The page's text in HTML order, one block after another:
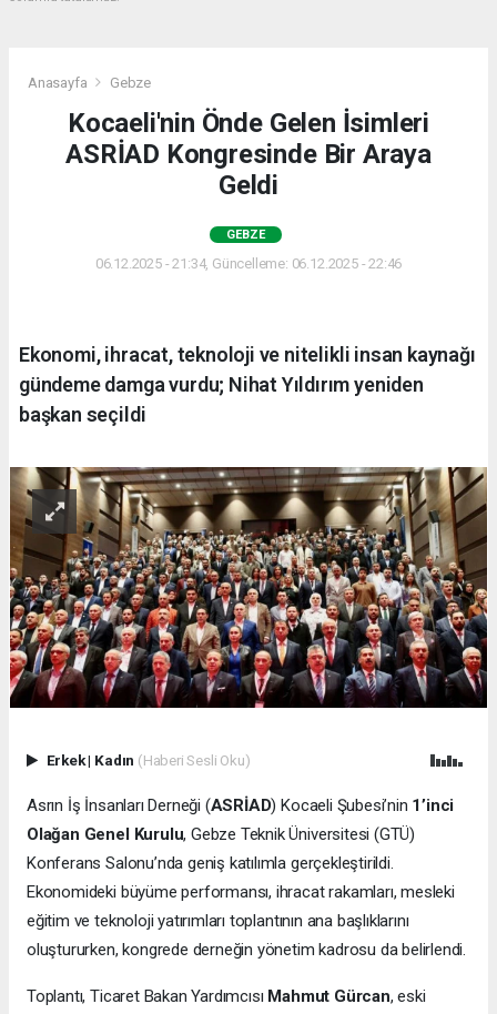
Anasayfa Gebze
Kocaeli'nin Önde Gelen İsimleri
ASRİAD Kongresinde Bir Araya
Geldi
GEBZE
06.12.2025 - 21:34, Güncelleme: 06.12.2025 - 22:46
Ekonomi, ihracat, teknoloji ve nitelikli insan kaynağı
gündeme damga vurdu; Nihat Yıldırım yeniden
başkan seçildi
Erkek| Kadın (Haberi Sesli Oku)
Asrın İş İnsanları Derneği (ASRİAD) Kocaeli Şubesi’nin 1’inci
Olağan Genel Kurulu, Gebze Teknik Üniversitesi (GTÜ)
Konferans Salonu’nda geniş katılımla gerçekleştirildi.
Ekonomideki büyüme performansı, ihracat rakamları, mesleki
eğitim ve teknoloji yatırımları toplantının ana başlıklarını
oluştururken, kongrede derneğin yönetim kadrosu da belirlendi.
Toplantı, Ticaret Bakan Yardımcısı Mahmut Gürcan, eski